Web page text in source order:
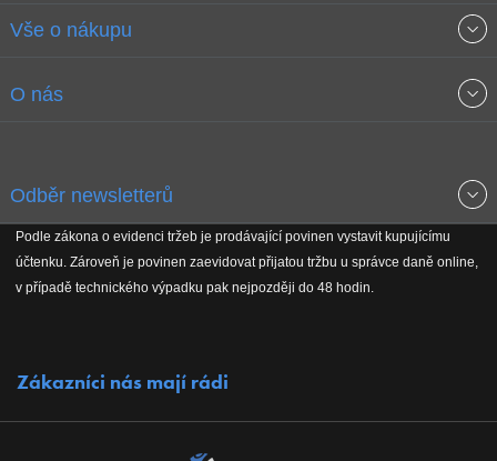
Vše o nákupu
Obchodní podmínky
Reklamační řád
O nás
Koho podporujeme
Odběr newsletterů
Získejte přehled o novinkách, slevách, akčním zboží a upozornění
na nové články v magazínu!
Podle zákona o evidenci tržeb je prodávající povinen vystavit kupujícímu
účtenku. Zároveň je povinen zaevidovat přijatou tržbu u správce daně online,
v případě technického výpadku pak nejpozději do 48 hodin.
Zákazníci nás mají rádi